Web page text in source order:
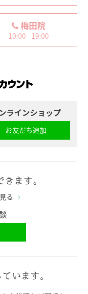
梅田院
10:00 - 19:00
ラインショップ
お友だち追加
ます。
る
います。